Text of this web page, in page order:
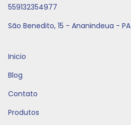
559132354977
São Benedito, 15 - Ananindeua - PA
Inicio
Blog
Contato
Produtos